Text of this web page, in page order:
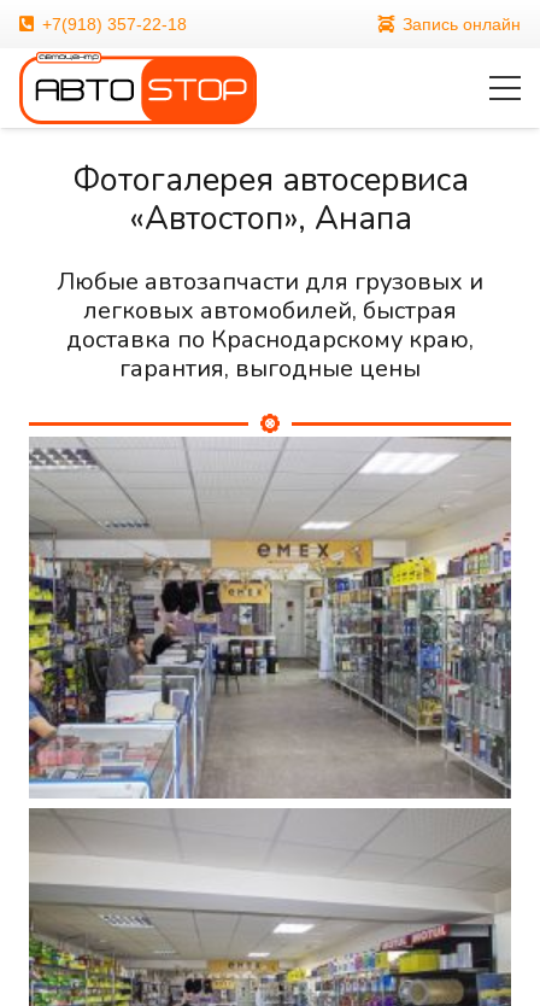
+7(918) 357-22-18 Запись онлайн
Фотогалерея автосервиса
«Автостоп», Анапа
Любые автозапчасти для грузовых и
легковых автомобилей, быстрая
доставка по Краснодарскому краю,
гарантия, выгодные цены